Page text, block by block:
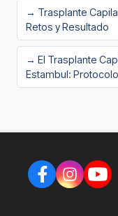
→ Trasplante
Retos y Resultado
→ El Trasplante
Estambul: